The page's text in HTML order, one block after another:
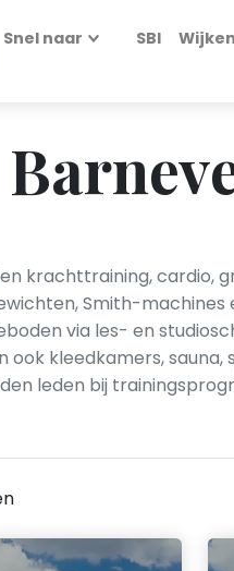
Snel naar SBI Wijken
krachttraining, cardio,
Smith-
via les- en
kleedkamers,
leden bij